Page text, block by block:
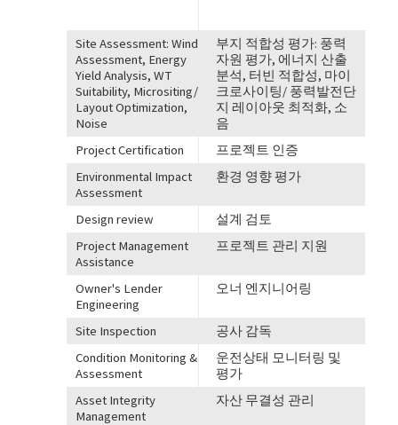
Site Assessment: Wind
Assessment, Energy
Yield Analysis, WT
Suitability, Micrositing/
Layout Optimization,
Noise
부지 적합성 평가: 풍력
자원 평가, 에너지 산출
분석, 터빈 적합성, 마이
크로사이팅/ 풍력발전단
지 레이아웃 최적화, 소
음
Project Certification
프로젝트 인증
Environmental Impact
Assessment
환경 영향 평가
Design review
설계 검토
Project Management
Assistance
프로젝트 관리 지원
Owner's Lender
Engineering
오너 엔지니어링
Site Inspection
공사 감독
Condition Monitoring &
Assessment
운전상태 모니터링 및
평가
Asset Integrity
Management
자산 무결성 관리